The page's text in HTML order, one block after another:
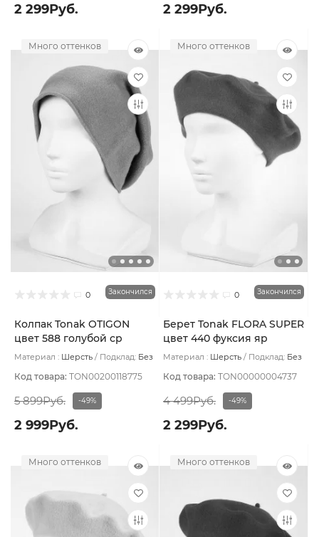
2 299Руб. 2 299Руб.
Много оттенков
0 Закончился
Колпак Tonak OTIGON
цвет 588 голубой ср
Материал : Шерсть Подклад: Без
Код товара: TON00200118775
5 899Руб. -49%
2 999Руб.
Много оттенков
0 Закончился
Берет Tonak FLORA SUPER
цвет 440 фуксия яр
Материал : Шерсть Подклад: Без
Код товара: TON00000004737
4 499Руб. -49%
2 299Руб.
Много оттенков Много оттенков